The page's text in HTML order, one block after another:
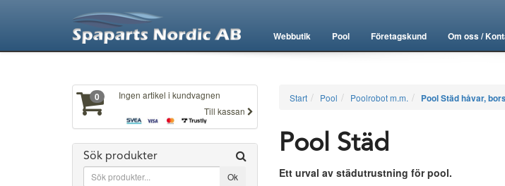
Webbutik Pool Företagskund Om oss /
0
Ingen artikel i kundvagnen
Till kassan
Sök produkter
Start Pool Poolrobot m.m. Pool Städ håvar,
Pool Städ
Ett urval av städutrustning för pool.